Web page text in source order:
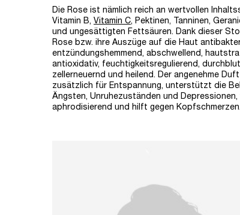
Die Rose ist nämlich reich an wertvollen
Vitamin B, Vitamin C, Pektinen, Tanninen,
und ungesättigten Fettsäuren. Dank dieser
Rose bzw. ihre Auszüge auf die Haut
entzündungshemmend, abschwellend,
antioxidativ, feuchtigkeitsregulierend,
zellerneuernd und heilend. Der angenehme
zusätzlich für Entspannung, unterstützt die
Ängsten, Unruhezuständen und Depressionen,
aphrodisierend und hilft gegen Kopfschmerzen.